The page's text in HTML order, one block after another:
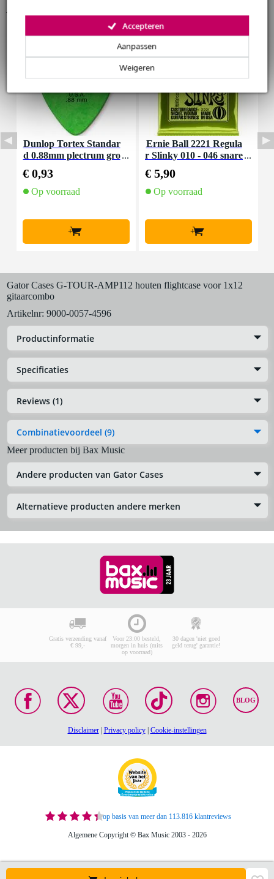
Weigeren
Aanpassen
Accepteren
Dunlop Tortex Standar
d 0.88mm plectrum gro
€ 0,93
Op voorraad
+
Ernie Ball 2221 Regula
r Slinky 010 - 046 snare
€ 5,90
Op voorraad
+
Gator Cases G-TOUR-AMP112 houten flightcase voor 1x12
gitaarcombo
Artikelnr: 9000-0057-4596
Productinformatie
Specificaties
Reviews (1)
Combinatievoordeel (9)
Meer producten bij Bax Music
Andere producten van Gator Cases
Alternatieve producten andere merken
Gratis verzending vanaf
€ 99,-
Voor 23:00 besteld,
morgen in huis (mits
op voorraad)
30 dagen 'niet goed
geld terug' garantie!
BLOG
Disclaimer| Privacy policy| Cookie-instellingen
op basis van meer dan 113.816 klantreviews
Algemene Copyright © Bax Music 2003 - 2026